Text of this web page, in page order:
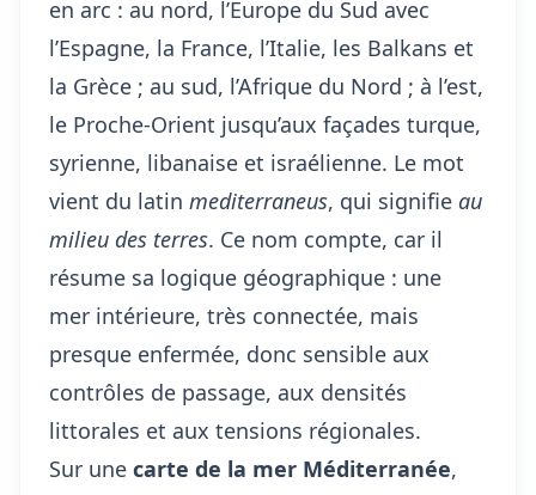
en arc : au nord, l’Europe du Sud avec
l’Espagne, la France, l’Italie, les Balkans et
la Grèce ; au sud, l’Afrique du Nord ; à l’est,
le Proche-Orient jusqu’aux façades turque,
syrienne, libanaise et israélienne. Le mot
vient du latin mediterraneus, qui signifie au
milieu des terres. Ce nom compte, car il
résume sa logique géographique : une
mer intérieure, très connectée, mais
presque enfermée, donc sensible aux
contrôles de passage, aux densités
littorales et aux tensions régionales.
Sur une carte de la mer Méditerranée,